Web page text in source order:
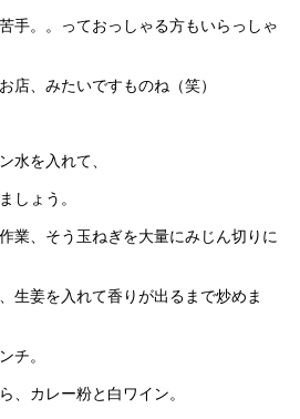
手。。っておっしゃる方もいらっしゃ
店、みたいですものね（笑）
水を入れて、
しょう。
業、そう玉ねぎを大量にみじん切りに
生姜を入れて香りが出るまで炒めま
チ。
、カレー粉と白ワイン。